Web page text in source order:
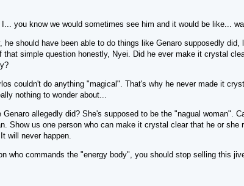
you know we would sometimes see him and it would be like...
he should have been able to do things like Genaro supposedly
simple question honestly, Nyei. Did he ever make it crystal
couldn't do anything "magical". That's why he never made it
nothing to wonder about...
allegedly did? She's supposed to be the "nagual woman".
Show us one person who can make it crystal clear that he or
will never happen.
who commands the "energy body", you should stop selling this